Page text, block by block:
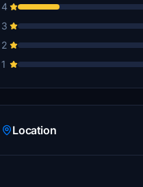
4
3
2
1
Location